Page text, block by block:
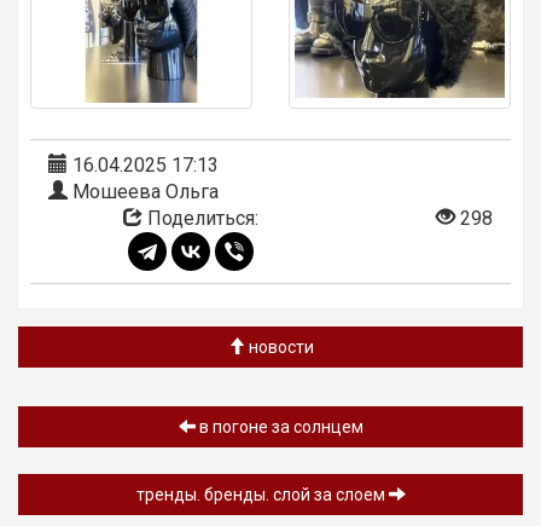
16.04.2025 17:13
Мошеева Ольга
Поделиться:
298
новости
в погоне за солнцем
тренды. бренды. слой за слоем